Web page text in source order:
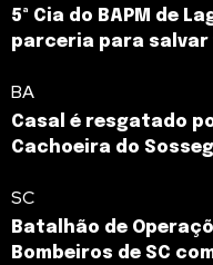
5ª Cia do BAPM de
parceria para salvar
BA
Casal é resgatado
Cachoeira do
SC
Batalhão de
Bombeiros de SC